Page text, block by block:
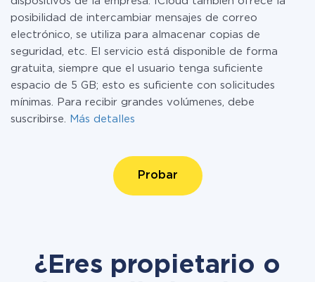
posibilidad de intercambiar mensajes de correo
electrónico, se utiliza para almacenar copias de
seguridad, etc. El servicio está disponible de forma
gratuita, siempre que el usuario tenga suficiente
espacio de 5 GB; esto es suficiente con solicitudes
mínimas. Para recibir grandes volúmenes, debe
suscribirse.
Más detalles
Probar
¿Eres propietario o